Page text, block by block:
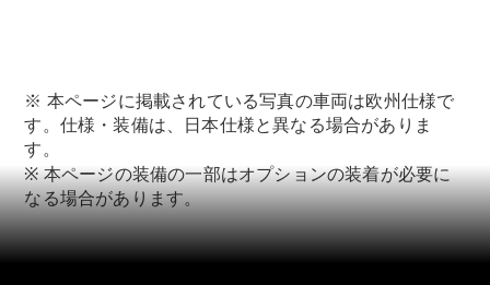
S-Class
Sedan
New
Sedan
Long
New
Mercedes-
Maybach
New
※ 本ページに掲載されている写真の車両は欧州仕様で
す。仕様・装備は、日本仕様と異なる場合がありま
す。
※ 本ページの装備の一部はオプションの装着が必要に
なる場合があります。